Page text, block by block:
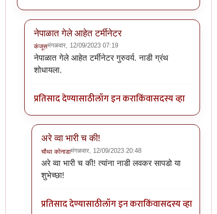
नेपाळात गेले आहेत टर्मीनेटर
कंजूसमंगळवार, 12/09/2023 07:19
In reply toया पद्धतीने साईझ लहानच येतीयby
नेपाळात गेले आहेत टर्मीनेटर गुरुवर्य. नाडी ग्रंथ
शोधायला.
प्रतिसाद देण्यासाठीलॉग इन कराकिंवासदस्य व्हा
अरे व्वा भारी च की!
चौथा कोनाडामंगळवार, 12/09/2023 20:48
In reply toनेपाळात गेले आहेत टर्मीनेटरby कंजूस
अरे व्वा भारी च की! त्यांना नाडी लवकर सापडो या
शुभेच्छा!
प्रतिसाद देण्यासाठीलॉग इन कराकिंवासदस्य व्हा